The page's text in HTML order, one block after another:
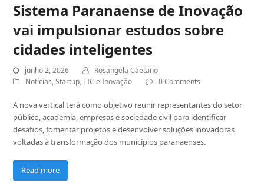
Sistema Paranaense de Inovação
vai impulsionar estudos sobre
cidades inteligentes
junho 2, 2026
Rosangela Caetano
Notícias,Startup,TIC e Inovação 0 Comments
A nova vertical terá como objetivo reunir representantes do setor
público, academia, empresas e sociedade civil para identificar
desafios, fomentar projetos e desenvolver soluções inovadoras
voltadas à transformação dos municípios paranaenses.
Read more